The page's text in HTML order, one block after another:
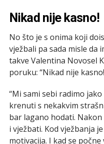
Nikad nije kasno!
No što je s onima koji
vježbali pa sada misle da
takve Valentina Novosel
poruku: “Nikad nije
“Mi sami sebi radimo
krenuti s nekakvim
bar lagano hodati.
i vježbati. Kod vježbanja
motivacija. I kad se